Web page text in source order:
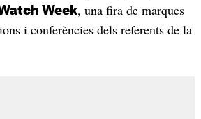
Week, una fira de marques
i conferències dels referents de la